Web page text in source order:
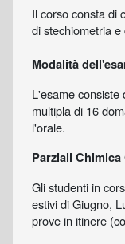
Il corso consta di
di stechiometria
Modalità
L'esame
multipla di 16
l'orale.
Parziali
Gli studenti in
estivi di Giugno,
prove in itinere